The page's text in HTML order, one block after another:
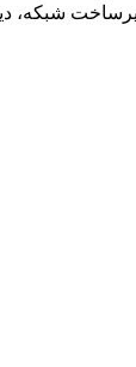
شبکه،